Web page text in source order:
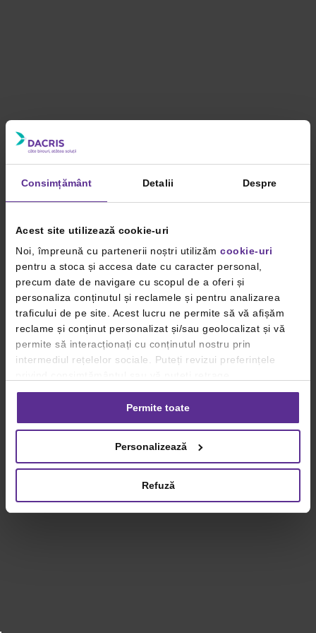
Consimțământ Detalii Despre
Acest site utilizează cookie-uri
Noi, împreună cu partenerii noștri utilizăm cookie-uri
pentru a stoca și accesa date cu caracter personal,
precum date de navigare cu scopul de a oferi și
personaliza conținutul și reclamele și pentru analizarea
traficului de pe site. Acest lucru ne permite să vă afișăm
reclame și conținut personalizat și/sau geolocalizat și vă
permite să interacționați cu conținutul nostru prin
intermediul rețelelor sociale. Puteți revizui preferințele
consimțământul oricând, făcând click pe linkul către
setările dvs. de cookie-uri.
privind utilizarea modulelor cookie.Detalii
Permite toate
Personalizează
Refuză